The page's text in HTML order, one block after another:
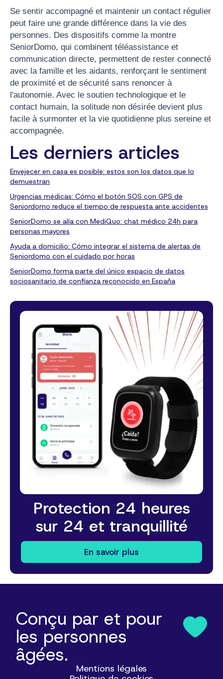
Se sentir accompagné et maintenir un contact régulier
peut faire une grande différence dans la vie des
personnes. Des dispositifs comme la montre
SeniorDomo, qui combinent téléassistance et
communication directe, permettent de rester connecté
avec la famille et les aidants, renforçant le sentiment
de proximité et de sécurité sans renoncer à
l'autonomie. Avec le soutien technologique et le
contact humain, la solitude non désirée devient plus
facile à surmonter et la vie quotidienne plus sereine et
accompagnée.
Les derniers articles
Envejecer en casa es posible: estos son los datos que lo
demuestran
Urgencias médicas: Cómo el botón SOS con GPS de
Seniordomo reduce el tiempo de respuesta ante accidentes
SeniorDomo se alía con MediQuo: chat médico 24h para
personas mayores
Ayuda a domicilio: Cómo integrar el sistema de alertas de
Seniordomo con el cuidado por horas
SeniorDomo forma parte del único espacio de datos
sociosanitario de confianza reconocido en España
Protection 24 heures
sur 24 et tranquillité
En savoir plus
Conçu par et pour
les personnes
âgées.
Mentions légales